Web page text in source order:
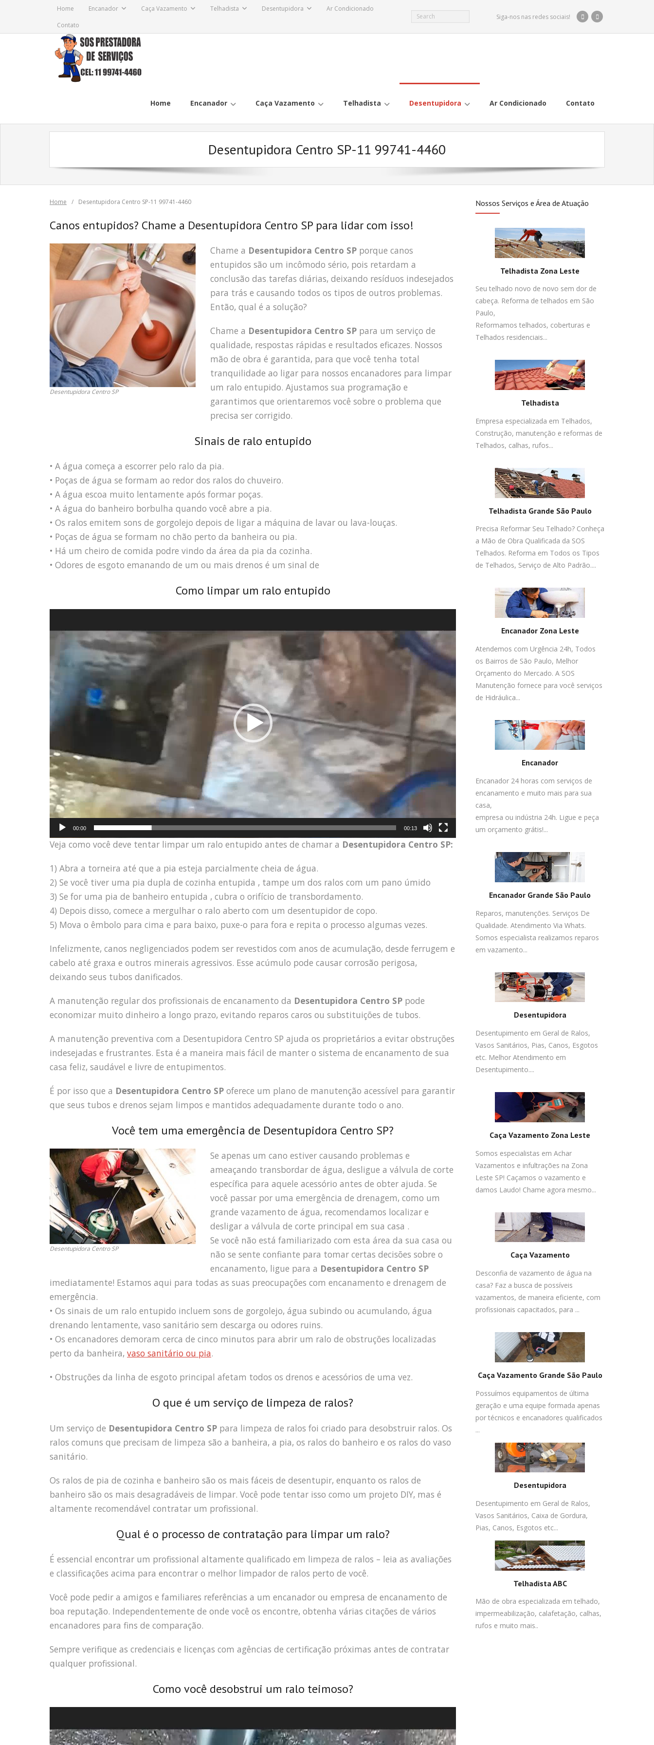
Home Encanador Caça Vazamento Telhadista Desentupidora
Ar Condicionado
Contato
Siga-nos nas redes sociais!
Home Encanador Caça Vazamento Telhadista Desentupidora Ar Condicionado Contato
Desentupidora Centro SP-11 99741-4460
Home / Desentupidora Centro SP-11 99741-4460
Canos entupidos? Chame a Desentupidora Centro SP para lidar com isso!
Desentupidora Centro SP
Chame a Desentupidora Centro SP porque canos
entupidos são um incômodo sério, pois retardam a
conclusão das tarefas diárias, deixando resíduos indesejados
para trás e causando todos os tipos de outros problemas.
Então, qual é a solução?
Chame a Desentupidora Centro SP para um serviço de
qualidade, respostas rápidas e resultados eficazes. Nossos
mão de obra é garantida, para que você tenha total
tranquilidade ao ligar para nossos encanadores para limpar
um ralo entupido. Ajustamos sua programação e
garantimos que orientaremos você sobre o problema que
precisa ser corrigido.
Sinais de ralo entupido
• A água começa a escorrer pelo ralo da pia.
• Poças de água se formam ao redor dos ralos do chuveiro.
• A água escoa muito lentamente após formar poças.
• A água do banheiro borbulha quando você abre a pia.
• Os ralos emitem sons de gorgolejo depois de ligar a máquina de lavar ou lava-louças.
• Poças de água se formam no chão perto da banheira ou pia.
• Há um cheiro de comida podre vindo da área da pia da cozinha.
• Odores de esgoto emanando de um ou mais drenos é um sinal de
Como limpar um ralo entupido
vídeo
00:00 00:13
Veja como você deve tentar limpar um ralo entupido antes de chamar a Desentupidora Centro SP:
1) Abra a torneira até que a pia esteja parcialmente cheia de água.
2) Se você tiver uma pia dupla de cozinha entupida , tampe um dos ralos com um pano úmido
3) Se for uma pia de banheiro entupida , cubra o orifício de transbordamento.
4) Depois disso, comece a mergulhar o ralo aberto com um desentupidor de copo.
5) Mova o êmbolo para cima e para baixo, puxe-o para fora e repita o processo algumas vezes.
Infelizmente, canos negligenciados podem ser revestidos com anos de acumulação, desde ferrugem e
cabelo até graxa e outros minerais agressivos. Esse acúmulo pode causar corrosão perigosa,
deixando seus tubos danificados.
A manutenção regular dos profissionais de encanamento da Desentupidora Centro SP pode
economizar muito dinheiro a longo prazo, evitando reparos caros ou substituições de tubos.
A manutenção preventiva com a Desentupidora Centro SP ajuda os proprietários a evitar obstruções
indesejadas e frustrantes. Esta é a maneira mais fácil de manter o sistema de encanamento de sua
casa feliz, saudável e livre de entupimentos.
É por isso que a Desentupidora Centro SP oferece um plano de manutenção acessível para garantir
que seus tubos e drenos sejam limpos e mantidos adequadamente durante todo o ano.
Você tem uma emergência de Desentupidora Centro SP?
Desentupidora Centro SP
Se apenas um cano estiver causando problemas e
ameaçando transbordar de água, desligue a válvula de corte
específica para aquele acessório antes de obter ajuda. Se
você passar por uma emergência de drenagem, como um
grande vazamento de água, recomendamos localizar e
desligar a válvula de corte principal em sua casa .
Se você não está familiarizado com esta área da sua casa ou
não se sente confiante para tomar certas decisões sobre o
encanamento, ligue para a Desentupidora Centro SP
imediatamente! Estamos aqui para todas as suas preocupações com encanamento e drenagem de
emergência.
• Os sinais de um ralo entupido incluem sons de gorgolejo, água subindo ou acumulando, água
drenando lentamente, vaso sanitário sem descarga ou odores ruins.
• Os encanadores demoram cerca de cinco minutos para abrir um ralo de obstruções localizadas
perto da banheira, vaso sanitário ou pia.
• Obstruções da linha de esgoto principal afetam todos os drenos e acessórios de uma vez.
O que é um serviço de limpeza de ralos?
Um serviço de Desentupidora Centro SP para limpeza de ralos foi criado para desobstruir ralos. Os
ralos comuns que precisam de limpeza são a banheira, a pia, os ralos do banheiro e os ralos do vaso
sanitário.
Os ralos de pia de cozinha e banheiro são os mais fáceis de desentupir, enquanto os ralos de
banheiro são os mais desagradáveis de limpar. Você pode tentar isso como um projeto DIY, mas é
altamente recomendável contratar um profissional.
Qual é o processo de contratação para limpar um ralo?
É essencial encontrar um profissional altamente qualificado em limpeza de ralos – leia as avaliações
e classificações acima para encontrar o melhor limpador de ralos perto de você.
Você pode pedir a amigos e familiares referências a um encanador ou empresa de encanamento de
boa reputação. Independentemente de onde você os encontre, obtenha várias citações de vários
encanadores para fins de comparação.
Sempre verifique as credenciais e licenças com agências de certificação próximas antes de contratar
qualquer profissional.
Como você desobstrui um ralo teimoso?
vídeo
Nossos Serviços e Área de Atuação
Telhadista Zona Leste
Seu telhado novo de novo sem dor de
cabeça. Reforma de telhados em São
Paulo,
Reformamos telhados, coberturas e
Telhados residenciais...
Telhadista
Empresa especializada em Telhados,
Construção, manutenção e reformas de
Telhados, calhas, rufos...
Telhadista Grande São Paulo
Precisa Reformar Seu Telhado? Conheça
a Mão de Obra Qualificada da SOS
Telhados. Reforma em Todos os Tipos
de Telhados, Serviço de Alto Padrão....
Encanador Zona Leste
Atendemos com Urgência 24h, Todos
os Bairros de São Paulo, Melhor
Orçamento do Mercado. A SOS
Manutenção fornece para você serviços
de Hidráulica...
Encanador
Encanador 24 horas com serviços de
encanamento e muito mais para sua
casa,
empresa ou indústria 24h. Ligue e peça
um orçamento grátis!...
Encanador Grande São Paulo
Reparos, manutenções. Serviços De
Qualidade. Atendimento Via Whats.
Somos especialista realizamos reparos
em vazamento...
Desentupidora
Desentupimento em Geral de Ralos,
Vasos Sanitários, Pias, Canos, Esgotos
etc. Melhor Atendimento em
Desentupimento....
Caça Vazamento Zona Leste
Somos especialistas em Achar
Vazamentos e infultrações na Zona
Leste SP! Caçamos o vazamento e
damos Laudo! Chame agora mesmo...
Caça Vazamento
Desconfia de vazamento de água na
casa? Faz a busca de possíveis
vazamentos, de maneira eficiente, com
profissionais capacitados, para ...
Caça Vazamento Grande São Paulo
Possuímos equipamentos de última
geração e uma equipe formada apenas
por técnicos e encanadores qualificados
...
Desentupidora
Desentupimento em Geral de Ralos,
Vasos Sanitários, Caixa de Gordura,
Pias, Canos, Esgotos etc...
Telhadista ABC
Mão de obra especializada em telhado,
impermeabilização, calafetação, calhas,
rufos e muito mais..